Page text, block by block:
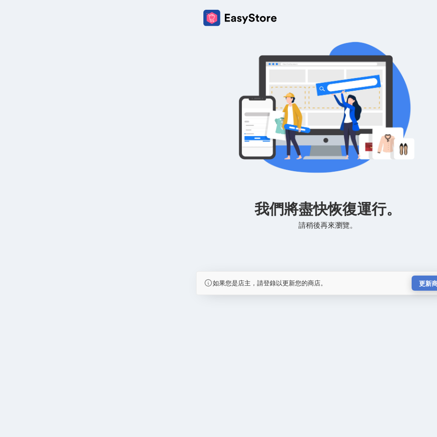
我們將盡快恢復運行。
請稍後再來瀏覽。
如果您是店主，請登錄以更新您的商店。 更新